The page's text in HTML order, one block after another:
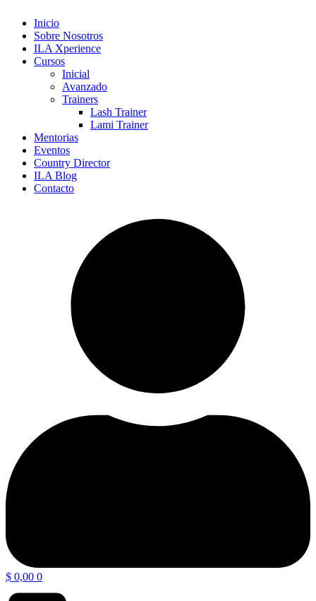
Inicio
Sobre Nosotros
ILA Xperience
Cursos
Inicial
Avanzado
Trainers
Lash Trainer
Lami Trainer
Mentorias
Eventos
Country Director
ILA Blog
Contacto
$ 0,00 0